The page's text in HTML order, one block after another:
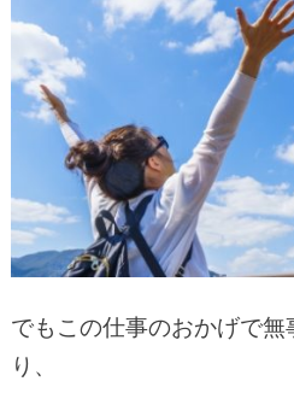
でもこの仕事のおかげで
り、